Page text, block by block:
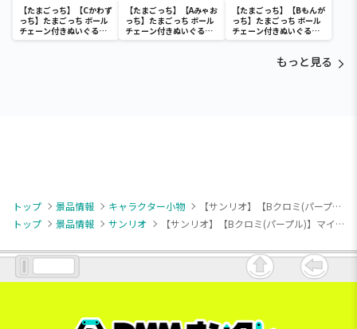
【たまごっち】【Cかわず
っち】たまごっち ボール
チェーン付きぬいぐるみ
～Tamagotchi
【たまごっち】【Aみゃお
っち】たまごっち ボール
チェーン付きぬいぐるみ
～Tamagotchi
【たまごっち】【Bもんが
っち】たまごっち ボール
チェーン付きぬいぐるみ
～Tamagotchi
もっと見る
トップ 景品情報 キャラクター小物
【サンリオ】【Bクロミ(パープル)】マイメロディ・クロミ 浴衣マスコット
トップ
景品情報 サンリオ 【サンリオ】【Bクロミ(パープル)】マイメロディ・クロミ 浴衣マスコット